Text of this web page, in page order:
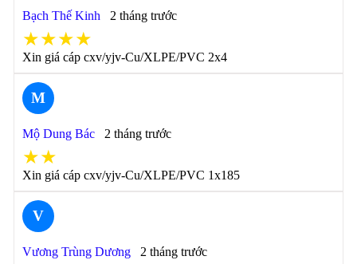
Bạch Thế Kinh 2 tháng trước
★★★★
Xin giá cáp cxv/yjv-Cu/XLPE/PVC 2x4
M
Mộ Dung Bác 2 tháng trước
★★
Xin giá cáp cxv/yjv-Cu/XLPE/PVC 1x185
V
Vương Trùng Dương 2 tháng trước